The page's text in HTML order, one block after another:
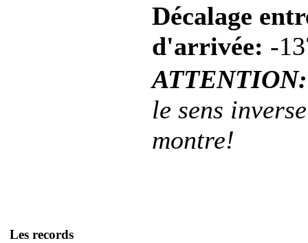
Décalage
d'arrivée: -
ATTENTION:
le sens
montre!
Les records